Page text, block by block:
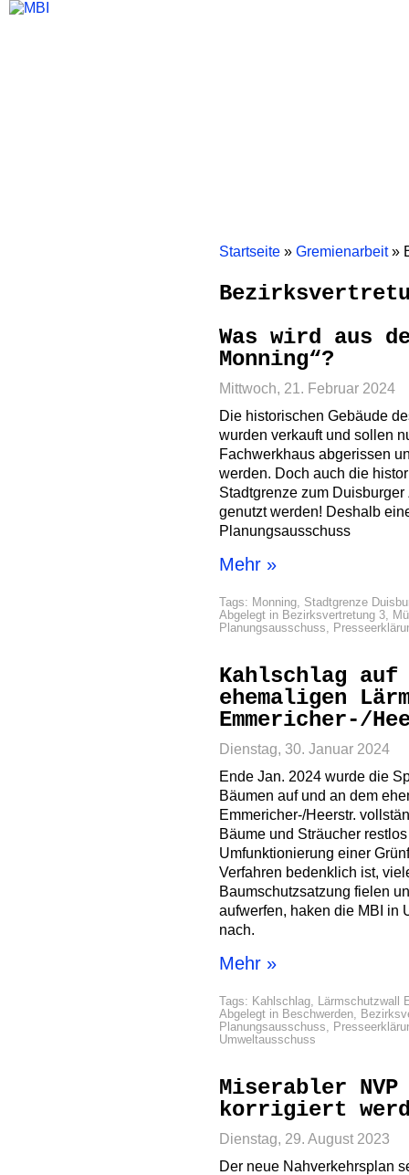
Startseite » Gremienarbeit»
Was wird aus
Monning“?
Mittwoch, 21. Februar 2024
Die historischen Gebäude
wurden verkauft und sollen
Fachwerkhaus abgerissen
werden. Doch auch die
Stadtgrenze zum
genutzt werden! Deshalb
Planungsausschuss
Mehr »
Tags: Monning, Stadtgrenze
Abgelegt in Bezirksvertretung 3,
Planungsausschuss,
Kahlschlag auf
ehemaligen
Emmericher-/
Dienstag, 30. Januar 2024
Ende Jan. 2024 wurde die
Bäumen auf und an dem
Emmericher-/Heerstr.
Bäume und Sträucher
Umfunktionierung einer
Verfahren bedenklich ist,
Baumschutzsatzung fielen
aufwerfen, haken die MBI in
nach.
Mehr »
Tags: Kahlschlag, Lärmschutzwall
Abgelegt in Beschwerden,
Planungsausschuss,
Umweltausschuss
Miserabler
korrigiert
Dienstag, 29. August 2023
Der neue Nahverkehrsplan